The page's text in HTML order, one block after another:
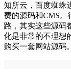
知所云，百度蜘蛛
费的源码和CMS。
路，其实这些源码
化是非常的不理想
购买一套网站源码